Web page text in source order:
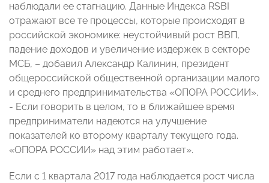
наблюдали ее стагнацию. Данные Индекса RSBI
отражают все те процессы, которые происходят в
российской экономике: неустойчивый рост ВВП,
падение доходов и увеличение издержек в секторе
МСБ, – добавил Александр Калинин, президент
общероссийской общественной организации малого
и среднего предпринимательства «ОПОРА РОССИИ».
- Если говорить в целом, то в ближайшее время
предприниматели надеются на улучшение
показателей ко второму кварталу текущего года.
«ОПОРА РОССИИ» над этим работает».
Если с 1 квартала 2017 года наблюдается рост числа